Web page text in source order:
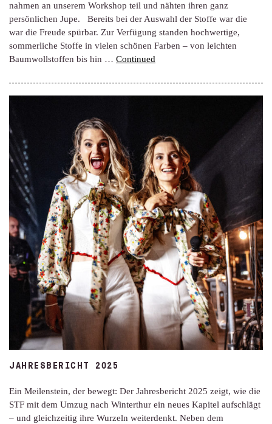
nahmen an unserem Workshop teil und nähten ihren ganz
persönlichen Jupe. Bereits bei der Auswahl der Stoffe war die
war die Freude spürbar. Zur Verfügung standen hochwertige,
sommerliche Stoffe in vielen schönen Farben – von leichten
Baumwollstoffen bis hin … Continued
JAHRESBERICHT 2025
Ein Meilenstein, der bewegt: Der Jahresbericht 2025 zeigt, wie die
STF mit dem Umzug nach Winterthur ein neues Kapitel aufschlägt
– und gleichzeitig ihre Wurzeln weiterdenkt. Neben dem